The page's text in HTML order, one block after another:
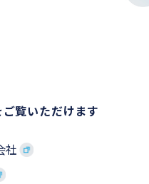
覧いただけます
社